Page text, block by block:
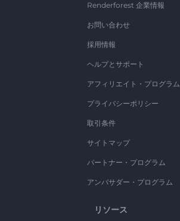
Renderforest 企業情報
お問い合わせ
採用情報
ヘルプとサポート
アフィリエイト・プログラム
プライバシーポリシー
取引条件
サイトマップ
パートナー・プログラム
アンバサダー・プログラム
リソース